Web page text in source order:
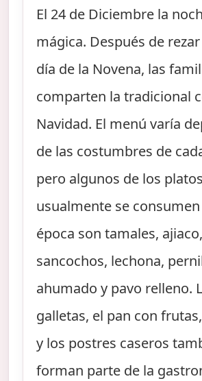
El 24 de Diciembre la
mágica. Después de
día de la Novena, las
comparten la tradicional
Navidad. El menú varía
de las costumbres de
pero algunos de los
usualmente se
época son tamales, ajiaco,
sancochos, lechona,
ahumado y pavo relleno.
galletas, el pan con
y los postres caseros
forman parte de la